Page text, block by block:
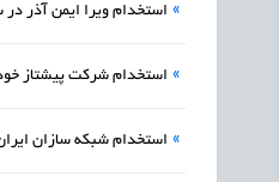
» استخدام ویرا ایمن آذر در سال
» استخدام شرکت پیشتاز
» استخدام شبکه سازان ایران